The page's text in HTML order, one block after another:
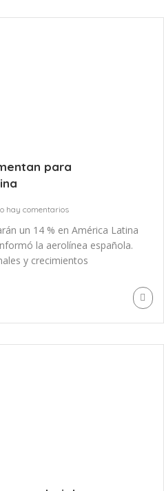
para
hay comentarios
un 14 % en América Latina
la aerolínea española.
y crecimientos
Brasil y Venezuela.
directos desde Madrid
de […]